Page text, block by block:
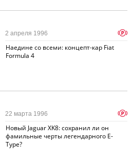
Наедине со всеми: концепт-кар Fiat
Formula 4
2 апреля 1996 p
Новый Jaguar XK8: сохранил ли он
фамильные черты легендарного E-
Type?
22 марта 1996 p